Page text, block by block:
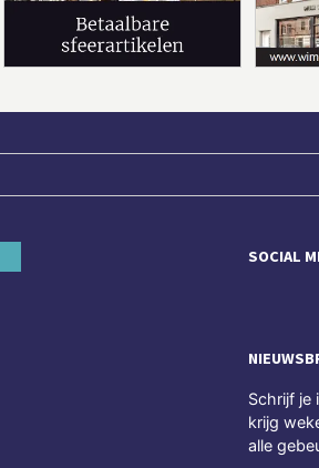
SOCIAL
Schrijf je
krijg
alle